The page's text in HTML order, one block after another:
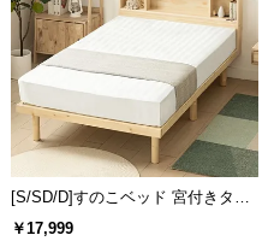
[S/SD/D]すのこベッド 宮付きタイ
プ
￥17,999